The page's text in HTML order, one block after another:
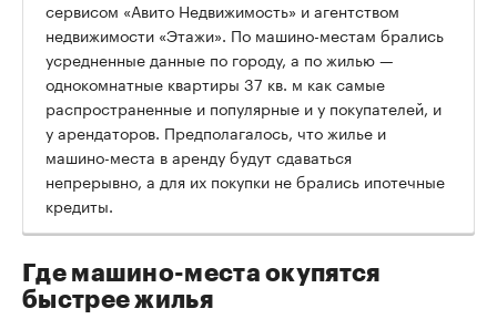
сервисом «Авито Недвижимость» и агентством
недвижимости «Этажи». По машино-местам брались
усредненные данные по городу, а по жилью —
однокомнатные квартиры 37 кв. м как самые
распространенные и популярные и у покупателей, и
у арендаторов. Предполагалось, что жилье и
машино-места в аренду будут сдаваться
непрерывно, а для их покупки не брались ипотечные
кредиты.
Где машино-места окупятся
быстрее жилья